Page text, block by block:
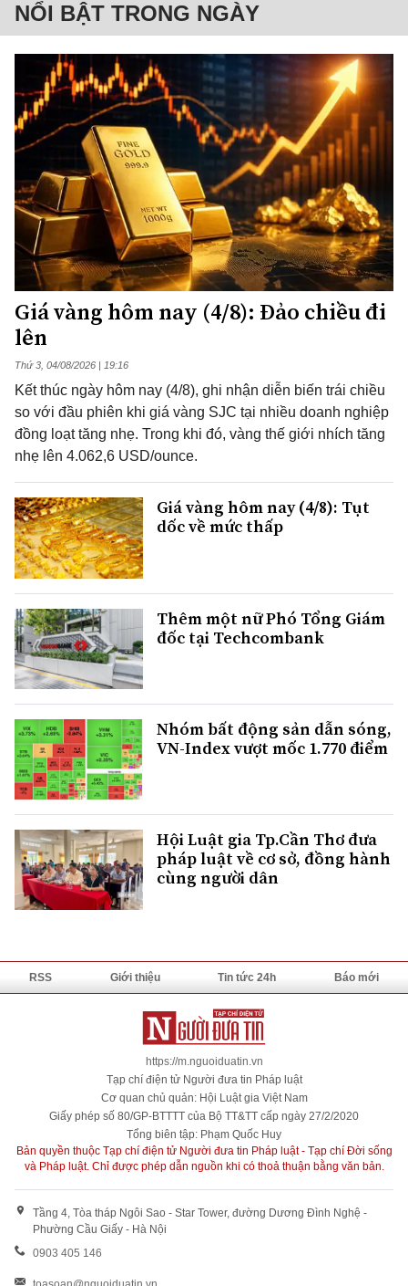
NỔI BẬT TRONG NGÀY
Giá vàng hôm nay (4/8): Đảo chiều đi
lên
Thứ 3, 04/08/2026 | 19:16
Kết thúc ngày hôm nay (4/8), ghi nhận diễn biến trái chiều
so với đầu phiên khi giá vàng SJC tại nhiều doanh nghiệp
đồng loạt tăng nhẹ. Trong khi đó, vàng thế giới nhích tăng
nhẹ lên 4.062,6 USD/ounce.
Giá vàng hôm nay (4/8): Tụt
dốc về mức thấp
Thêm một nữ Phó Tổng Giám
đốc tại Techcombank
Nhóm bất động sản dẫn sóng,
VN-Index vượt mốc 1.770 điểm
Hội Luật gia Tp.Cần Thơ đưa
pháp luật về cơ sở, đồng hành
cùng người dân
RSS Giới thiệu Tin tức 24h Báo mới
https://m.nguoiduatin.vn
Tạp chí điện tử Người đưa tin Pháp luật
Cơ quan chủ quản: Hội Luật gia Việt Nam
Giấy phép số 80/GP-BTTTT của Bộ TT&TT cấp ngày 27/2/2020
Tổng biên tập: Phạm Quốc Huy
Bản quyền thuộc Tạp chí điện tử Người đưa tin Pháp luật - Tạp chí Đời sống
và Pháp luật. Chỉ được phép dẫn nguồn khi có thoả thuận bằng văn bản.
Tầng 4, Tòa tháp Ngôi Sao - Star Tower, đường Dương Đình Nghệ -
Phường Cầu Giấy - Hà Nội
0903 405 146